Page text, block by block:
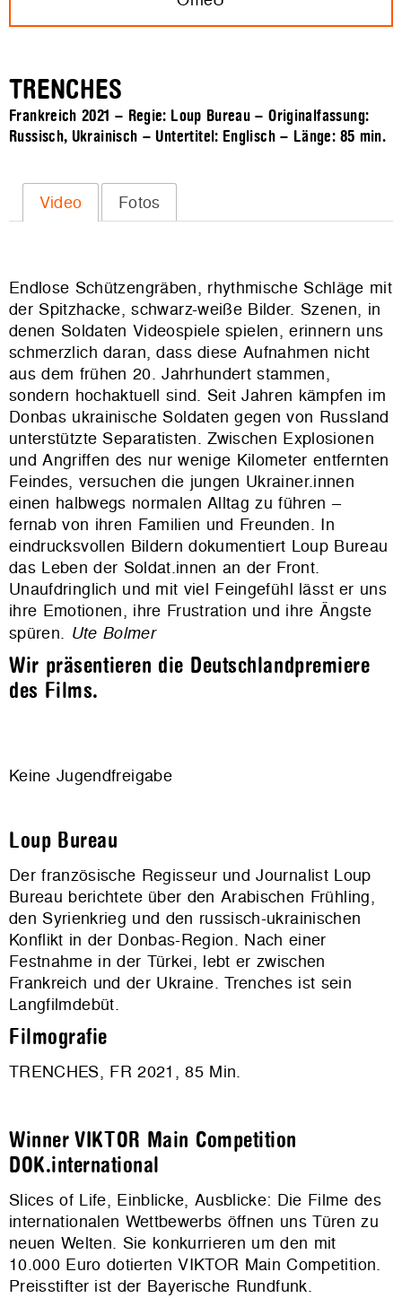
TRENCHES
Frankreich 2021 – Regie: Loup Bureau – Originalfassung:
Russisch, Ukrainisch – Untertitel: Englisch – Länge: 85 min.
Video Fotos
Endlose Schützengräben, rhythmische Schläge mit
der Spitzhacke, schwarz-weiße Bilder. Szenen, in
denen Soldaten Videospiele spielen, erinnern uns
schmerzlich daran, dass diese Aufnahmen nicht
aus dem frühen 20. Jahrhundert stammen,
sondern hochaktuell sind. Seit Jahren kämpfen im
Donbas ukrainische Soldaten gegen von Russland
unterstützte Separatisten. Zwischen Explosionen
und Angriffen des nur wenige Kilometer entfernten
Feindes, versuchen die jungen Ukrainer.innen
einen halbwegs normalen Alltag zu führen –
fernab von ihren Familien und Freunden. In
eindrucksvollen Bildern dokumentiert Loup Bureau
das Leben der Soldat.innen an der Front.
Unaufdringlich und mit viel Feingefühl lässt er uns
ihre Emotionen, ihre Frustration und ihre Ängste
spüren. Ute Bolmer
Wir präsentieren die Deutschlandpremiere
des Films.
Keine Jugendfreigabe
Loup Bureau
Der französische Regisseur und Journalist Loup
Bureau berichtete über den Arabischen Frühling,
den Syrienkrieg und den russisch-ukrainischen
Konflikt in der Donbas-Region. Nach einer
Festnahme in der Türkei, lebt er zwischen
Frankreich und der Ukraine. Trenches ist sein
Langfilmdebüt.
Filmografie
TRENCHES, FR 2021, 85 Min.
Winner VIKTOR Main Competition
DOK.international
Slices of Life, Einblicke, Ausblicke: Die Filme des
internationalen Wettbewerbs öffnen uns Türen zu
neuen Welten. Sie konkurrieren um den mit
10.000 Euro dotierten VIKTOR Main Competition.
Preisstifter ist der Bayerische Rundfunk.